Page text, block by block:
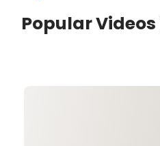
Popular Videos